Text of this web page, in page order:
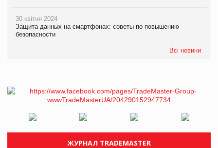
30 квітня 2024
Защита данных на смартфонах: советы по повышению
безопасности
Всі новини
ЖУРНАЛ TRADEMASTER